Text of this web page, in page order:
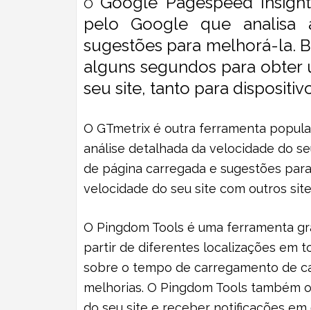
O
pelo Google que
sugestões para melhorá-la.
alguns segundos para obter
seu site, tanto para
O GTmetrixé outra ferramenta
análise detalhada da velocidade do
de página carregada e sugestões
velocidade do seu site com outros
O Pingdom Tools é uma ferramenta
partir de diferentes localizações em
sobre o tempo de carregamento de
melhorias. O Pingdom Tools